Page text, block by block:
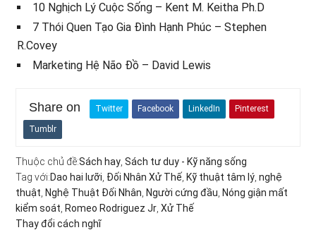
10 Nghịch Lý Cuộc Sống – Kent M. Keitha Ph.D
7 Thói Quen Tạo Gia Đình Hạnh Phúc – Stephen
R.Covey
Marketing Hệ Não Đồ – David Lewis
Share on Twitter Facebook LinkedIn Pinterest
Tumblr
Thuộc chủ đề:Sách hay ,Sách tư duy - Kỹ năng sống
Tag với:Dao hai lưỡi Đối Nhân Xử Thế Kỹ thuật tâm lý ,nghệ
thuật Nghệ Thuật Đối Nhân Người cứng đầu Nóng giận mất
kiểm soát Romeo Rodriguez Jr ,Xử Thế
Thay đổi cách nghĩ